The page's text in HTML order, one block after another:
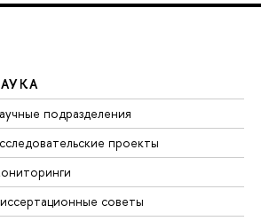
подразделения
проекты
советы